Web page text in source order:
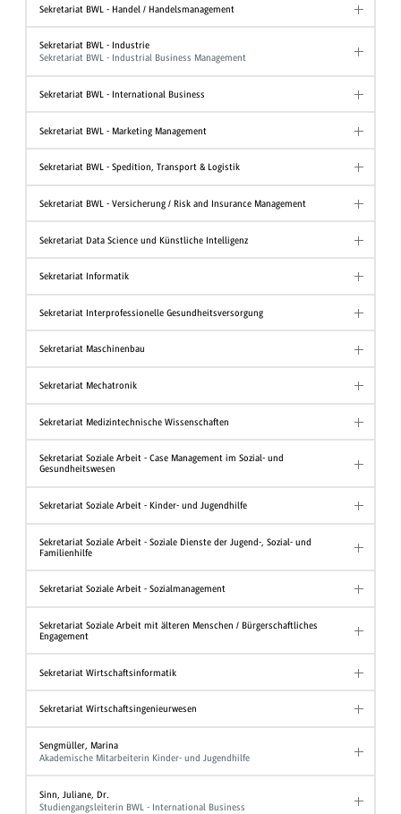
Sekretariat BWL - Handel / Handelsmanagement
Sekretariat BWL - Industrie
Sekretariat BWL - Industrial Business Management
Sekretariat BWL - International Business
Sekretariat BWL - Marketing Management
Sekretariat BWL - Spedition, Transport & Logistik
Sekretariat BWL - Versicherung / Risk and Insurance Management
Sekretariat Data Science und Künstliche Intelligenz
Sekretariat Informatik
Sekretariat Interprofessionelle Gesundheitsversorgung
Sekretariat Maschinenbau
Sekretariat Mechatronik
Sekretariat Medizintechnische Wissenschaften
Sekretariat Soziale Arbeit - Case Management im Sozial- und
Gesundheitswesen
Sekretariat Soziale Arbeit - Kinder- und Jugendhilfe
Sekretariat Soziale Arbeit - Soziale Dienste der Jugend-, Sozial- und
Familienhilfe
Sekretariat Soziale Arbeit - Sozialmanagement
Sekretariat Soziale Arbeit mit älteren Menschen / Bürgerschaftliches
Engagement
Sekretariat Wirtschaftsinformatik
Sekretariat Wirtschaftsingenieurwesen
Sengmüller, Marina
Akademische Mitarbeiterin Kinder- und Jugendhilfe
Sinn, Juliane, Dr.
Studiengangsleiterin BWL - International Business